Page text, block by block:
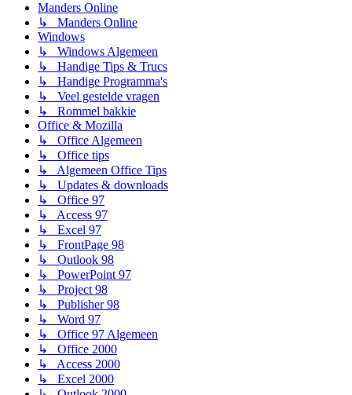
Manders Online
↳ Manders Online
Windows
↳ Windows Algemeen
↳ Handige Tips & Trucs
↳ Handige Programma's
↳ Veel gestelde vragen
↳ Rommel bakkie
Office & Mozilla
↳ Office Algemeen
↳ Office tips
↳ Algemeen Office Tips
↳ Updates & downloads
↳ Office 97
↳ Access 97
↳ Excel 97
↳ FrontPage 98
↳ Outlook 98
↳ PowerPoint 97
↳ Project 98
↳ Publisher 98
↳ Word 97
↳ Office 97 Algemeen
↳ Office 2000
↳ Access 2000
↳ Excel 2000